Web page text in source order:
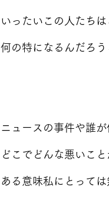
いったいこの人たち
何の特になるんだろ
ニュースの事件や誰が
どこでどんな悪いこ
ある意味私にとって